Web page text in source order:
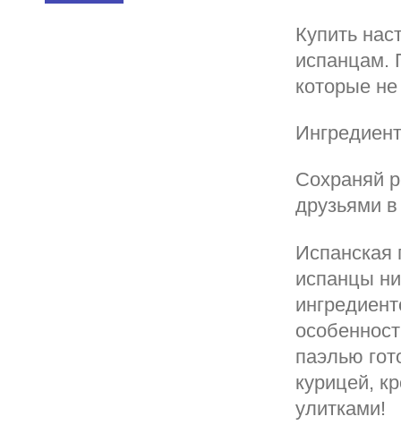
Купить
испанцам.
которые
Сохраняй
друзьями
Испанская
испанцы
паэлью
курицей,
улитками!